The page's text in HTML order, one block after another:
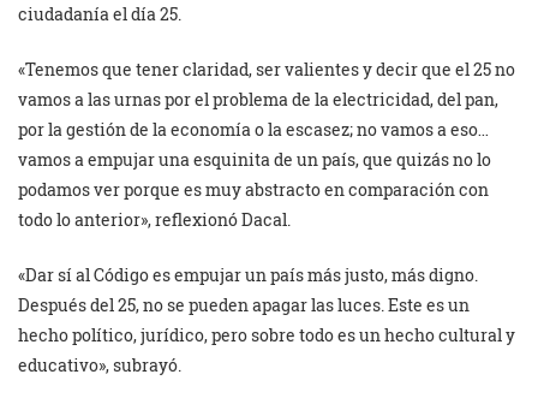
ciudadanía el día 25.
«Tenemos que tener claridad, ser valientes y decir que el 25 no
vamos a las urnas por el problema de la electricidad, del pan,
por la gestión de la economía o la escasez; no vamos a eso…
vamos a empujar una esquinita de un país, que quizás no lo
podamos ver porque es muy abstracto en comparación con
todo lo anterior», reflexionó Dacal.
«Dar sí al Código es empujar un país más justo, más digno.
Después del 25, no se pueden apagar las luces. Este es un
hecho político, jurídico, pero sobre todo es un hecho cultural y
educativo», subrayó.